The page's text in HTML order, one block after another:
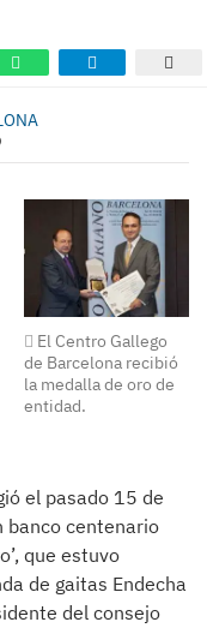
El Centro Gallego
de Barcelona recibió
la medalla de oro de
entidad.
el pasado 15 de
banco centenario
que estuvo
de gaitas Endecha
del consejo